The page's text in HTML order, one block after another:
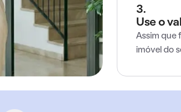
3.
Use o
Assim que
imóvel do